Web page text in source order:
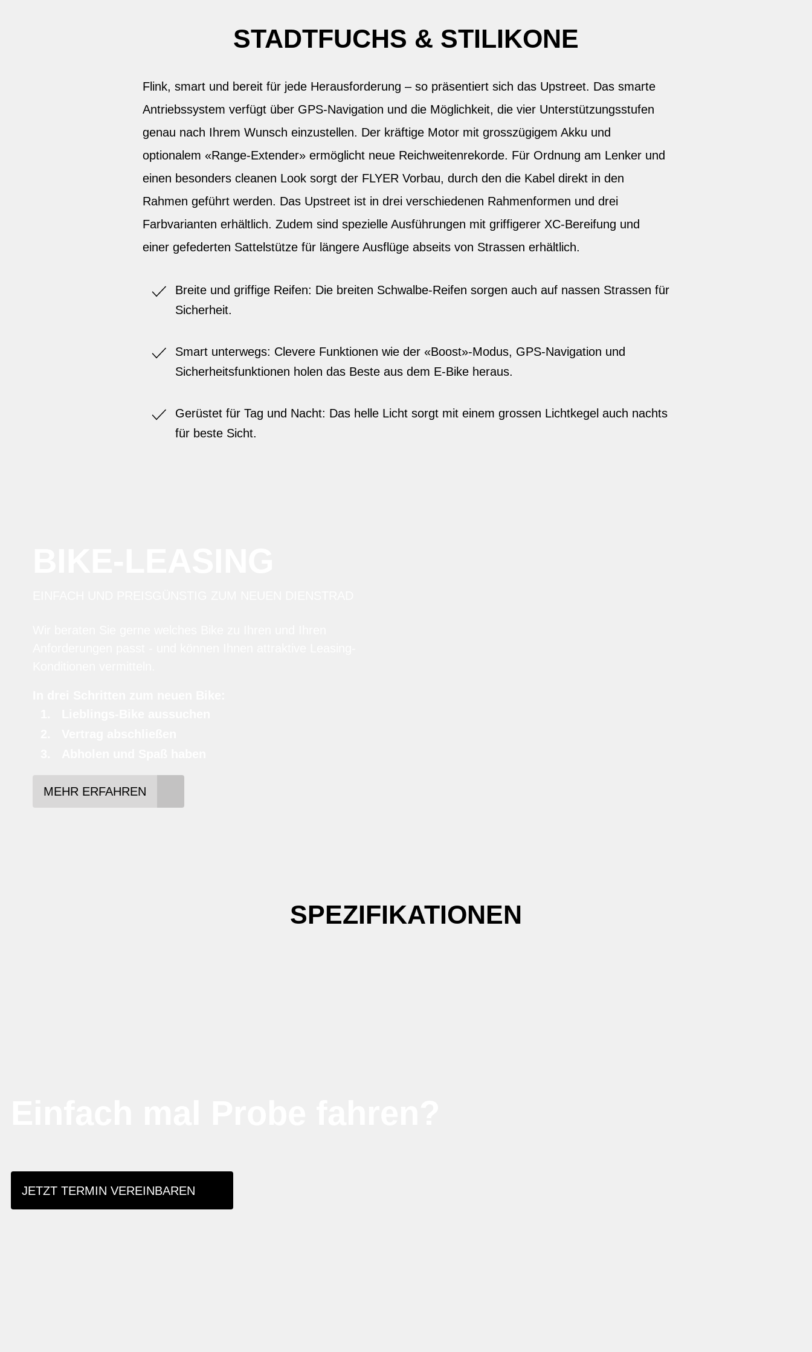
STADTFUCHS & STILIKONE
Flink, smart und bereit für jede Herausforderung – so präsentiert sich das Upstreet. Das smarte
Antriebssystem verfügt über GPS-Navigation und die Möglichkeit, die vier Unterstützungsstufen
genau nach Ihrem Wunsch einzustellen. Der kräftige Motor mit grosszügigem Akku und
optionalem «Range-Extender» ermöglicht neue Reichweitenrekorde. Für Ordnung am Lenker und
einen besonders cleanen Look sorgt der FLYER Vorbau, durch den die Kabel direkt in den
Rahmen geführt werden. Das Upstreet ist in drei verschiedenen Rahmenformen und drei
Farbvarianten erhältlich. Zudem sind spezielle Ausführungen mit griffigerer XC-Bereifung und
einer gefederten Sattelstütze für längere Ausflüge abseits von Strassen erhältlich.
Breite und griffige Reifen: Die breiten Schwalbe-Reifen sorgen auch auf nassen Strassen für
Sicherheit.
Smart unterwegs: Clevere Funktionen wie der «Boost»-Modus, GPS-Navigation und
Sicherheitsfunktionen holen das Beste aus dem E-Bike heraus.
Gerüstet für Tag und Nacht: Das helle Licht sorgt mit einem grossen Lichtkegel auch nachts
für beste Sicht.
MEHR ERFAHREN
SPEZIFIKATIONEN
JETZT TERMIN VEREINBAREN